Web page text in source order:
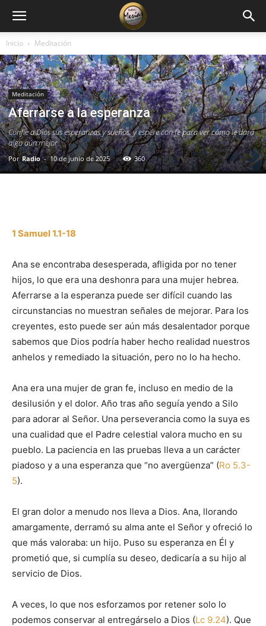
Inicio Meditación
Meditación
Aferrarse a la esperanza
Confíe a Dios sus esperanzas y sueños, y espere con fe para ver cómo le dará
algo aún mejor.
Por Radio - 10 de junio de 2025 360
1 Samuel 1.1-18
Ana se encontraba desesperada, afligida por no tener
hijos, lo que era una deshonra para una mujer hebrea.
Aferrarse a la esperanza puede ser difícil cuando las
circunstancias no muestran señales de mejorar. Para los
creyentes, esto puede ser aún más desalentador porque
sabemos que Dios podría haber hecho realidad nuestros
anhelos y remediado la situación, pero no lo ha hecho.
Ana era una mujer de gran fe, incluso en medio de la
desilusión y el dolor. Año tras año seguía yendo a Silo
para adorar al Señor. Una perseverancia como la suya es
una cualidad que el Padre celestial valora mucho en su
pueblo. La paciencia en las pruebas lleva a un carácter
piadoso y a una esperanza que “no avergüenza” (Ro 5.3-
5).
El gran dolor a menudo nos lleva a Dios. Ana, llorando
amargamente, derramó su alma ante el Señor y ofreció lo
que más valoraba: un hijo. Puso su esperanza en Él y
prometió que, si cumplía su deseo, dedicaría a su hijo al
servicio de Dios.
A veces, lo que nos esforzamos por retener solo lo
podemos conservar al entregárselo a Dios (Lc 9.24). Que